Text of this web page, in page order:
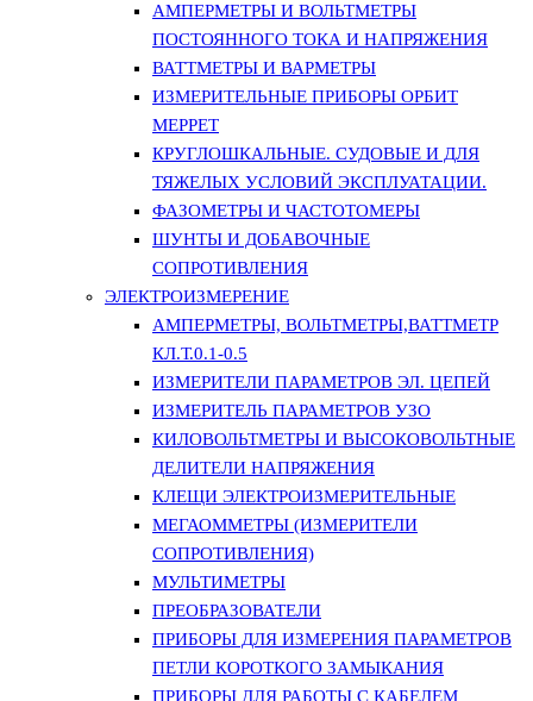
АМПЕРМЕТРЫ И ВОЛЬТМЕТРЫ
ПОСТОЯННОГО ТОКА И НАПРЯЖЕНИЯ
ВАТТМЕТРЫ И ВАРМЕТРЫ
ИЗМЕРИТЕЛЬНЫЕ ПРИБОРЫ ОРБИТ
МЕРРЕТ
КРУГЛОШКАЛЬНЫЕ. СУДОВЫЕ И ДЛЯ
ТЯЖЕЛЫХ УСЛОВИЙ ЭКСПЛУАТАЦИИ.
ФАЗОМЕТРЫ И ЧАСТОТОМЕРЫ
ШУНТЫ И ДОБАВОЧНЫЕ
СОПРОТИВЛЕНИЯ
ЭЛЕКТРОИЗМЕРЕНИЕ
АМПЕРМЕТРЫ, ВОЛЬТМЕТРЫ,ВАТТМЕТР
КЛ.Т.0.1-0.5
ИЗМЕРИТЕЛИ ПАРАМЕТРОВ ЭЛ. ЦЕПЕЙ
ИЗМЕРИТЕЛЬ ПАРАМЕТРОВ УЗО
КИЛОВОЛЬТМЕТРЫ И ВЫСОКОВОЛЬТНЫЕ
ДЕЛИТЕЛИ НАПРЯЖЕНИЯ
КЛЕЩИ ЭЛЕКТРОИЗМЕРИТЕЛЬНЫЕ
МЕГАОММЕТРЫ (ИЗМЕРИТЕЛИ
СОПРОТИВЛЕНИЯ)
МУЛЬТИМЕТРЫ
ПРЕОБРАЗОВАТЕЛИ
ПРИБОРЫ ДЛЯ ИЗМЕРЕНИЯ ПАРАМЕТРОВ
ПЕТЛИ КОРОТКОГО ЗАМЫКАНИЯ
ПРИБОРЫ ДЛЯ РАБОТЫ С КАБЕЛЕМ